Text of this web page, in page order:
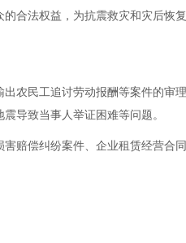
合法权益，为抗震救灾和灾后恢
农民工追讨劳动报酬等案件的审
导致当事人举证困难等问题。
赔偿纠纷案件、企业租赁经营合